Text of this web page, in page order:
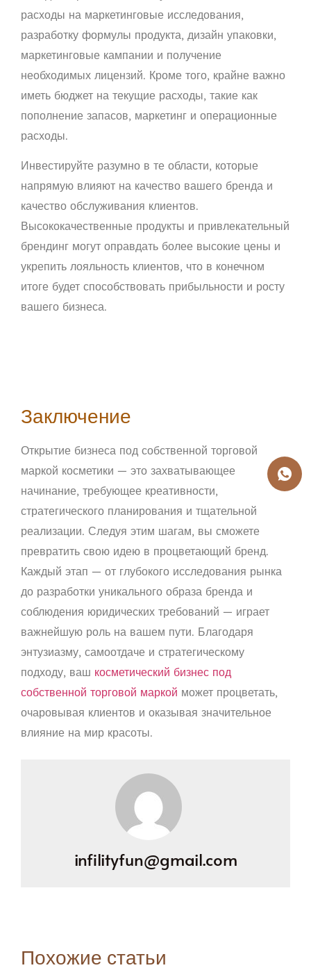
расходы на маркетинговые исследования,
разработку формулы продукта, дизайн упаковки,
маркетинговые кампании и получение
необходимых лицензий. Кроме того, крайне важно
иметь бюджет на текущие расходы, такие как
пополнение запасов, маркетинг и операционные
расходы.
Инвестируйте разумно в те области, которые
напрямую влияют на качество вашего бренда и
качество обслуживания клиентов.
Высококачественные продукты и привлекательный
брендинг могут оправдать более высокие цены и
укрепить лояльность клиентов, что в конечном
итоге будет способствовать прибыльности и росту
вашего бизнеса.
Заключение
Открытие бизнеса под собственной торговой
маркой косметики — это захватывающее
начинание, требующее креативности,
стратегического планирования и тщательной
реализации. Следуя этим шагам, вы сможете
превратить свою идею в процветающий бренд.
Каждый этап — от глубокого исследования рынка
до разработки уникального образа бренда и
соблюдения юридических требований — играет
важнейшую роль на вашем пути. Благодаря
энтузиазму, самоотдаче и стратегическому
подходу, ваш косметический бизнес под
собственной торговой маркой может процветать,
очаровывая клиентов и оказывая значительное
влияние на мир красоты.
infilityfun@gmail.com
Похожие статьи